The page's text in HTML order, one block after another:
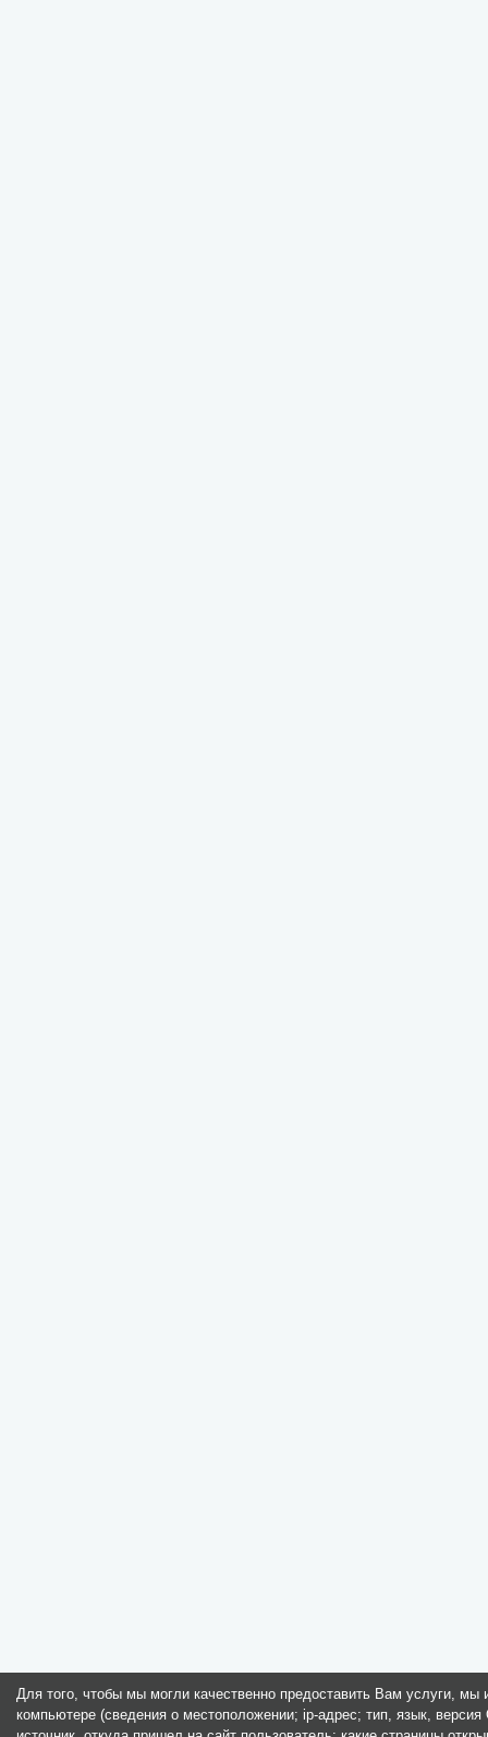
Для того, чтобы мы могли качественно предоставить Вам услуги,
компьютере (сведения о местоположении; ip-адрес; тип, язык,